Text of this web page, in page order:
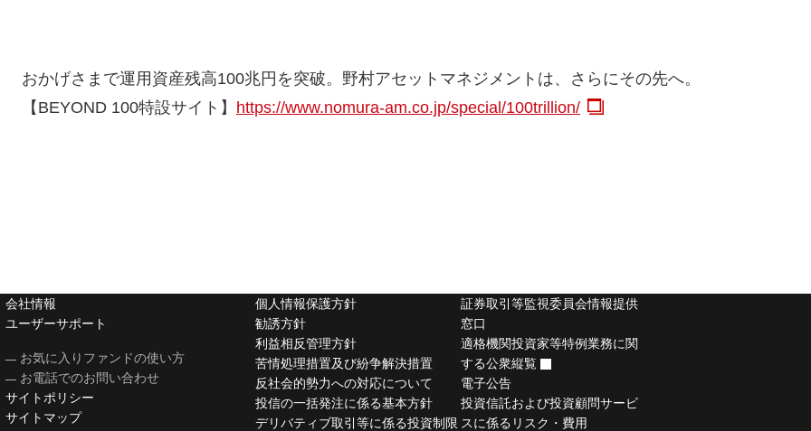
おかげさまで運用資産残高100兆円を突破。野村アセットマネジメントは、さらにその先へ。
【BEYOND 100特設サイト】 https://www.nomura-am.co.jp/special/100trillion/
会社情報
ユーザーサポート
お気に入りファンドの使い方
お電話でのお問い合わせ
サイトポリシー
サイトマップ
個人情報保護方針
勧誘方針
利益相反管理方針
苦情処理措置及び紛争解決措置
反社会的勢力への対応について
投信の一括発注に係る基本方針
デリバティブ取引等に係る投資制限
証券取引等監視委員会情報提供
窓口
適格機関投資家等特例業務に関
する公衆縦覧
電子公告
投資信託および投資顧問サービ
スに係るリスク・費用